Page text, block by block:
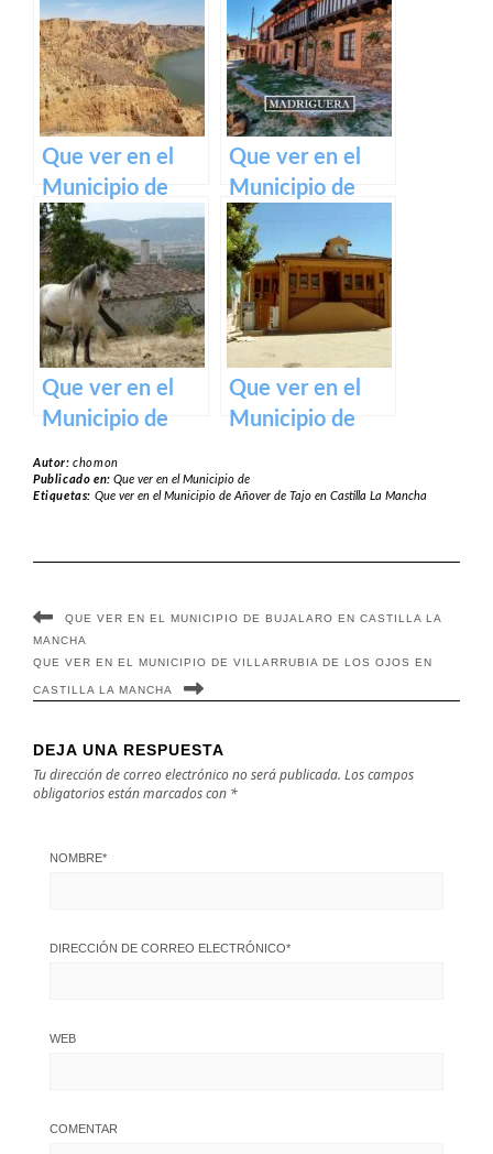
Castilla La
Mancha
La Mancha
Que ver en el
Municipio de
Burujón en
Castilla La
Mancha
Que ver en el
Municipio de
Madrigueras en
Castilla La
Mancha
Que ver en el
Municipio de
Castilla La
Que ver en el
Municipio de
Júcar en Castilla
Autor:chomon
Publicado en:Que ver en el Municipio de
Etiquetas: Que ver en el Municipio de Añover de Tajo en Castilla La Mancha
QUE VER EN EL MUNICIPIO DE BUJALARO EN CASTILLA LA
MANCHA
QUE VER EN EL MUNICIPIO DE VILLARRUBIA DE LOS OJOS EN
CASTILLA LA MANCHA
DEJA UNA RESPUESTA
Tu dirección de correo electrónico no será publicada. Los campos
obligatorios están marcados con *
NOMBRE*
DIRECCIÓN DE CORREO ELECTRÓNICO*
WEB
COMENTAR